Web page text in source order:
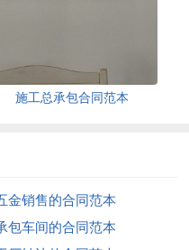
施工总承包合同范本
金销售的合同范本
包车间的合同范本